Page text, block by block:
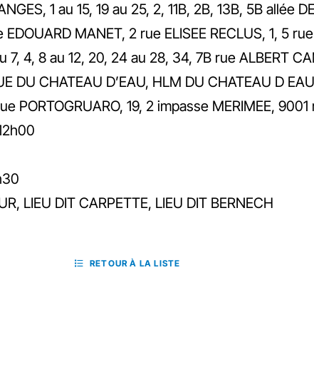
1 au 15, 19 au 25, 2, 11B, 2B, 13B, 5B allée
MANET, 2 rue ELISEE RECLUS, 1, 5
7, 4, 8 au 12, 20, 24 au 28, 34, 7B rue ALBERT
DU CHATEAU D’EAU, HLM DU CHATEAU D
PORTOGRUARO, 19, 2 impasse MERIMEE,
LIEU DIT CARPETTE, LIEU DIT BERNECH
RETOUR À LA LISTE